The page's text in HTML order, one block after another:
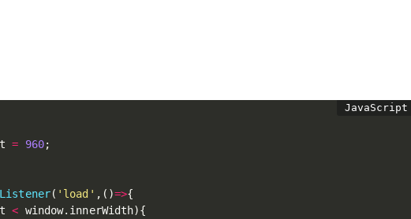
= 960;
( 'load' , ( )=>{
< window. innerWidth){